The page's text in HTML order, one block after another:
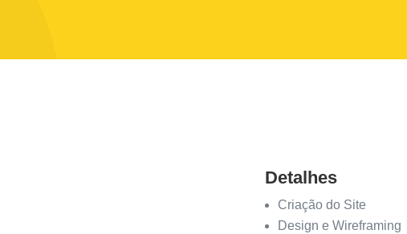
Detalhes
Criação do Site
Design e Wireframing